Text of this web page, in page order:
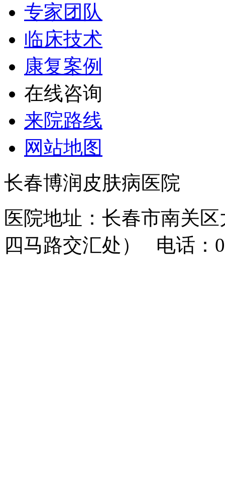
专家团队
临床技术
康复案例
在线咨询
来院路线
网站地图
长春博润皮肤病医院
医院地址：长春市南关
四马路交汇处） 电话：